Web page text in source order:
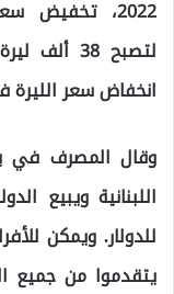
2022،
لتصبح 38
انخفاض سعر الليرة
وقال المصرف في
للدولار. ويمكن
يتقدموا من جميع